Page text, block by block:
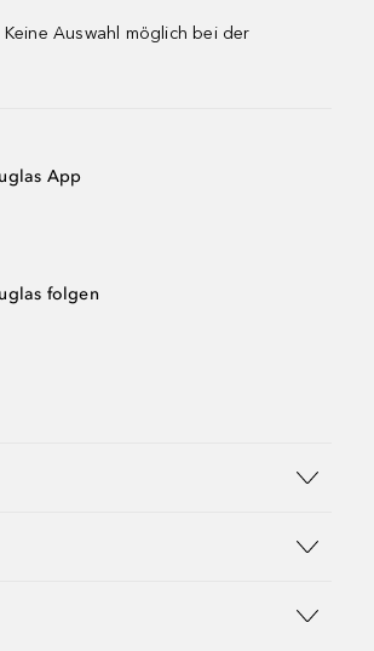
Auswahl möglich bei der
App
folgen